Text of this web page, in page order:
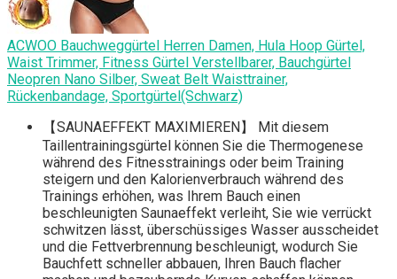
ACWOO Bauchweggürtel Herren Damen, Hula Hoop Gürtel,
Waist Trimmer, Fitness Gürtel Verstellbarer, Bauchgürtel
Neopren Nano Silber, Sweat Belt Waisttrainer,
Rückenbandage, Sportgürtel(Schwarz)
【SAUNAEFFEKT MAXIMIEREN】 Mit diesem
Taillentrainingsgürtel können Sie die Thermogenese
während des Fitnesstrainings oder beim Training
steigern und den Kalorienverbrauch während des
Trainings erhöhen, was Ihrem Bauch einen
beschleunigten Saunaeffekt verleiht, Sie wie verrückt
schwitzen lässt, überschüssiges Wasser ausscheidet
und die Fettverbrennung beschleunigt, wodurch Sie
Bauchfett schneller abbauen, Ihren Bauch flacher